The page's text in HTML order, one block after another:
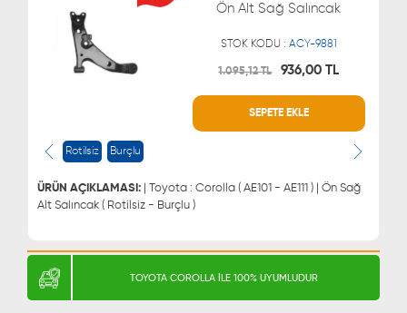
Ön Alt Sağ Salıncak
STOK KODU : ACY-9881
1.095,12 TL 936,00 TL
SEPETE EKLE
Rotilsiz Burçlu
ÜRÜN AÇIKLAMASI: | Toyota : Corolla ( AE101 - AE111 ) | Ön Sağ
Alt Salıncak ( Rotilsiz - Burçlu )
0543 329 21 66
0543 329 21 55
TOYOTA COROLLA İLE 100% UYUMLUDUR